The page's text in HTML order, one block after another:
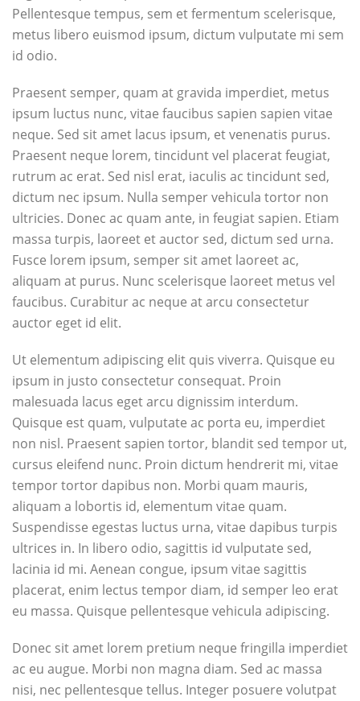
Pellentesque tempus, sem et fermentum scelerisque,
metus libero euismod ipsum, dictum vulputate mi sem
id odio.
Praesent semper, quam at gravida imperdiet, metus
ipsum luctus nunc, vitae faucibus sapien sapien vitae
neque. Sed sit amet lacus ipsum, et venenatis purus.
Praesent neque lorem, tincidunt vel placerat feugiat,
rutrum ac erat. Sed nisl erat, iaculis ac tincidunt sed,
dictum nec ipsum. Nulla semper vehicula tortor non
ultricies. Donec ac quam ante, in feugiat sapien. Etiam
massa turpis, laoreet et auctor sed, dictum sed urna.
Fusce lorem ipsum, semper sit amet laoreet ac,
aliquam at purus. Nunc scelerisque laoreet metus vel
faucibus. Curabitur ac neque at arcu consectetur
auctor eget id elit.
Ut elementum adipiscing elit quis viverra. Quisque eu
ipsum in justo consectetur consequat. Proin
malesuada lacus eget arcu dignissim interdum.
Quisque est quam, vulputate ac porta eu, imperdiet
non nisl. Praesent sapien tortor, blandit sed tempor ut,
cursus eleifend nunc. Proin dictum hendrerit mi, vitae
tempor tortor dapibus non. Morbi quam mauris,
aliquam a lobortis id, elementum vitae quam.
Suspendisse egestas luctus urna, vitae dapibus turpis
ultrices in. In libero odio, sagittis id vulputate sed,
lacinia id mi. Aenean congue, ipsum vitae sagittis
placerat, enim lectus tempor diam, id semper leo erat
eu massa. Quisque pellentesque vehicula adipiscing.
Donec sit amet lorem pretium neque fringilla imperdiet
ac eu augue. Morbi non magna diam. Sed ac massa
nisi, nec pellentesque tellus. Integer posuere volutpat